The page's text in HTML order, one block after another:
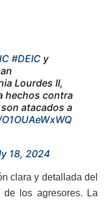
#DEIC y
Lourdes II,
hechos contra
atacados a
18, 2024
clara y detallada del
de los agresores. La